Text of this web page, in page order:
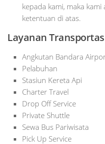
kepada kami, maka
ketentuan di atas.
Layanan
Angkutan Bandara
Pelabuhan
Stasiun Kereta Api
Charter Travel
Drop Off Service
Private Shuttle
Sewa Bus Pariwisata
Pick Up Service